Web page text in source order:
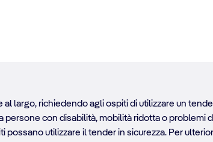
largo, richiedendo agli ospiti di utilizzare un
con disabilità, mobilità ridotta o problemi
possano utilizzare il tender in sicurezza. Per